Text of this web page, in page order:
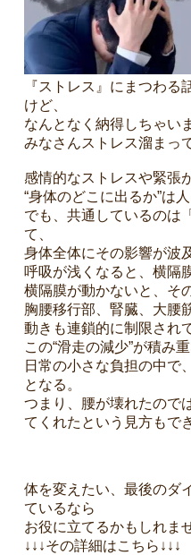
『ストレス』にまつわ
けど、
なんとなく納得しちゃい
みなさんストレス溜まっ
感情的なストレスや緊張が
“身体のどこに出るか”は
でも、共通しているのは
て、
身体全体にその影響が波
呼吸が浅くなると、横隔
横隔膜が動かないと、そ
胸腰移行部、腎臓、大腰
動きも連鎖的に制限され
この“滑走の減少”が積み重
日常の小さな負担の中で
となる。
つまり、腰が壊れたので
てくれたという見方もで
体を変えたい、最後のダ
ているなら
お役に立てるかもしれま
↓↓↓その詳細はこちら↓↓↓